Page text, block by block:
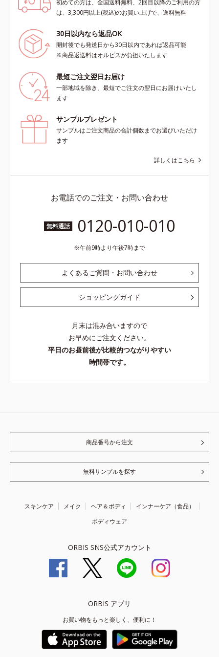
初めての方は、全国送料無料、2回目以降のご利用の方
は、3,300円以上(税込)のお買い上げで、送料無料
30日以内なら返品OK
開封後でも発送日から30日以内であれば返品可能
※商品返送料はオルビスが負担いたします
最短ご注文翌日お届け
一部地域を除き、最短でご注文の翌日にお届けいたし
ます
サンプルプレゼント
サンプルはご注文商品の合計個数までお選びいただけ
ます
詳しくはこちら
お電話でのご注文・お問い合わせ
無料通話 0120-010-010
午前9時より午後7時まで
よくあるご質問・お問い合わせ
ショッピングガイド
月末は混み合いますので
お早めにご注文ください。
平日のお昼前後が比較的つながりやすい
時間帯です。
商品番号から注文
無料サンプルを探す
スキンケア メイク ヘア＆ボディ
インナーケア（食品）
ボディウェア
ORBIS SNS公式アカウント
ORBIS アプリ
お買い物をもっと楽しく、便利に！